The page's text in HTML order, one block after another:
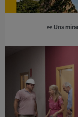
👀 Una